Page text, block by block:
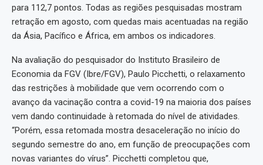
para 112,7 pontos. Todas as regiões pesquisadas mostram
retração em agosto, com quedas mais acentuadas na região
da Ásia, Pacífico e África, em ambos os indicadores.
Na avaliação do pesquisador do Instituto Brasileiro de
Economia da FGV (Ibre/FGV), Paulo Picchetti, o relaxamento
das restrições à mobilidade que vem ocorrendo com o
avanço da vacinação contra a covid-19 na maioria dos países
vem dando continuidade à retomada do nível de atividades.
“Porém, essa retomada mostra desaceleração no início do
segundo semestre do ano, em função de preocupações com
novas variantes do vírus”. Picchetti completou que,